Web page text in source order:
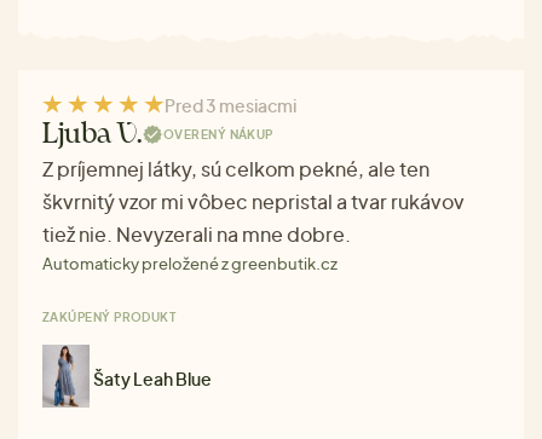
Pred 3 mesiacmi
Ljuba V. OVERENÝ NÁKUP
Z príjemnej látky, sú celkom pekné, ale ten
škvrnitý vzor mi vôbec nepristal a tvar rukávov
tiež nie. Nevyzerali na mne dobre.
Automaticky preložené z greenbutik.cz
ZAKÚPENÝ PRODUKT
Šaty Leah Blue